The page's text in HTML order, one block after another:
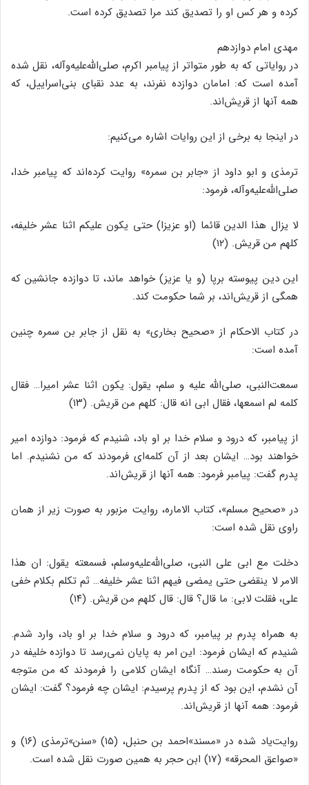
کرده و هر کس او را تصدیق کند مرا تصدیق کرده است.
مهدى امام دوازدهم
در روایاتى که به طور متواتر از پیامبر اکرم، صلى‌‌الله‌‌علیه‌‌وآله، نقل شده
آمده است که: امامان دوازده نفرند، به عدد نقباى بنى‌‌اسراییل، که
همه آنها از قریش‌‌اند.
در اینجا به برخى از این روایات اشاره مى‌‌کنیم:
ترمذى و ابو داود از «جابر بن سمره‌‌» روایت کرده‌‌اند که پیامبر خدا،
صلى‌‌الله‌‌علیه‌‌وآله، فرمود:
لا یزال هذا الدین قائما (او عزیزا) حتى یکون علیکم اثنا عشر خلیفه،
کلهم من قریش. (۱۲)
این دین پیوسته برپا (و یا عزیز) خواهد ماند، تا دوازده جانشین که
همگى از قریش‌‌اند، بر شما حکومت کند.
در کتاب الاحکام از «صحیح بخارى‌‌» به نقل از جابر بن سمره چنین
آمده است:
سمعت‌‌النبى، صلى‌‌الله علیه و سلم، یقول: یکون اثنا عشر امیرا… فقال
کلمه لم اسمعها، فقال ابى انه قال: کلهم من قریش. (۱۳)
از پیامبر، که درود و سلام خدا بر او باد، شنیدم که فرمود: دوازده امیر
خواهند بود… ایشان بعد از آن کلمه‌‌اى فرمودند که من نشنیدم. اما
پدرم گفت: پیامبر فرمود: همه آنها از قریش‌‌اند.
در «صحیح مسلم‌‌»، کتاب الاماره، روایت مزبور به صورت زیر از همان
راوى نقل شده است:
دخلت مع ابى على النبى، صلى‌‌الله‌‌علیه‌‌وسلم، فسمعته یقول: ان هذا
الامر لا ینقضى حتى یمضى فیهم اثنا عشر خلیفه… ثم تکلم بکلام خفى
على، فقلت لابى: ما قال؟ قال: قال کلهم من قریش. (۱۴)
به همراه پدرم بر پیامبر، که درود و سلام خدا بر او باد، وارد شدم.
شنیدم که ایشان فرمود: این امر به پایان نمى‌‌رسد تا دوازده خلیفه در
آن به حکومت رسند… آنگاه ایشان کلامى را فرمودند که من متوجه
آن نشدم، این بود که از پدرم پرسیدم: ایشان چه فرمود؟ گفت: ایشان
فرمود: همه آنها از قریش‌‌اند.
روایت‌‌یاد شده در «مسند»احمد بن حنبل، (۱۵) «سنن‌‌»ترمذى (۱۶) و
«صواعق المحرقه‌‌» (17) ابن حجر به همین صورت نقل شده است.